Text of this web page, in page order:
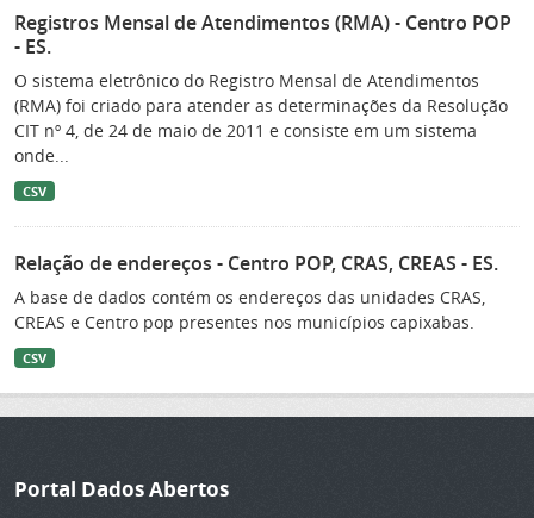
Registros Mensal de Atendimentos (RMA) - Centro POP
- ES.
O sistema eletrônico do Registro Mensal de Atendimentos
(RMA) foi criado para atender as determinações da Resolução
CIT nº 4, de 24 de maio de 2011 e consiste em um sistema
onde...
CSV
Relação de endereços - Centro POP, CRAS, CREAS - ES.
A base de dados contém os endereços das unidades CRAS,
CREAS e Centro pop presentes nos municípios capixabas.
CSV
Portal Dados Abertos